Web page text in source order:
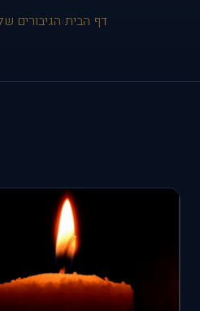
דף הבית›הגיבורים